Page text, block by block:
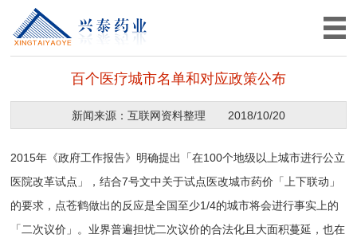
百个医疗城市名单和对应政策公布
新闻来源：互联网资料整理 2018/10/20
2015年《政府工作报告》明确提出「在100个地级以上城市进行公立
医院改革试点」，结合7号文中关于试点医改城市药价「上下联动」
的要求，点苍鹤做出的反应是全国至少1/4的城市将会进行事实上的
「二次议价」。业界普遍担忧二次议价的合法化且大面积蔓延，也在